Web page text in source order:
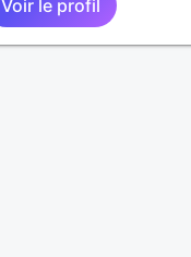
Voir le profil